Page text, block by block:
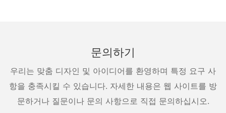
문의하기
우리는 맞춤 디자인 및 아이디어를 환영하며 특정 요구 사
항을 충족시킬 수 있습니다. 자세한 내용은 웹 사이트를 방
문하거나 질문이나 문의 사항으로 직접 문의하십시오.